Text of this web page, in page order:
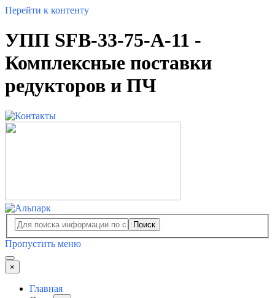
Перейти к контенту
УПП SFB-33-75-A-11 -
Комплексные поставки
редукторов и ПЧ
Поиск
Пропустить меню
×
Главная